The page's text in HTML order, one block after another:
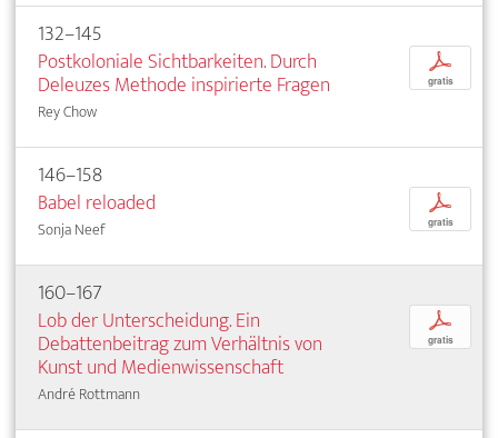
132–145
Postkoloniale Sichtbarkeiten. Durch
Deleuzes Methode inspirierte Fragen
Rey Chow
p
gratis
146–158
Babel reloaded
Sonja Neef
p
gratis
160–167
Lob der Unterscheidung. Ein
Debattenbeitrag zum Verhältnis von
Kunst und Medienwissenschaft
André Rottmann
p
gratis